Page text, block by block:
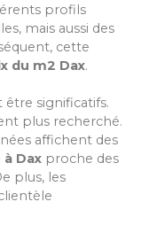
profils
mais aussi des
cette
du m2 Dax.
être significatifs.
plus recherché.
affichent des
Dax proche des
plus, les